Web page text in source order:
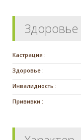
Здоровье
Кастрация :
Здоровье :
Инвалидность :
Прививки :